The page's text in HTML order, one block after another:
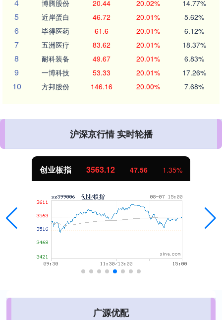
4 博腾股份 20.44 20.02% 14.77%
5 近岸蛋白 46.72 20.01% 5.62%
6 毕得医药 61.6 20.01% 6.12%
7 五洲医疗 83.62 20.01% 18.37%
8 耐科装备 49.67 20.01% 6.83%
9 一博科技 53.33 20.01% 17.26%
10 方邦股份 146.16 20.00% 7.68%
沪深京行情 实时轮播
创业板指 3563.12 47.56 1.35%
广源优配